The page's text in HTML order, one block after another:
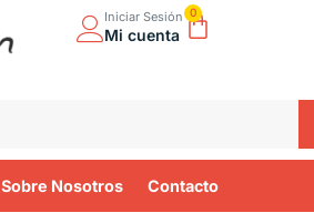
Iniciar Sesión
Mi cuenta
0
Sobre Nosotros Contacto